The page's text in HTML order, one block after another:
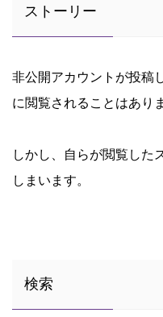
ストーリー
非公開アカウントが投稿
に閲覧されることはあり
しかし、自らが閲覧した
しまいます。
検索